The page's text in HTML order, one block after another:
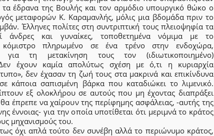
έδρανα της Βουλής και τον αρμόδιο υπουργικό θώκο ο
μεταφορών Κ. Καραμανλής, μόλις μια βδομάδα πριν το
Έλληνες πολίτες στη συντριπτική τους πλειοψηφία τα
άνδρες και γυναίκες, τοποθετημένα νόμιμα με το
κόμιστρο πληρωμένο σε ένα τρένο στην ενδοχώρα,
για τη μετακίνηση τους τον (ιδιωτικοποιημένο)
έχουν καμία απολύτως σχέση με ό,τι η κυριαρχία
δεν έχασαν τη ζωή τους στα μακρινά και επικίνδυνα
κάποια σαπισμένη βάρκα που καταδιώκει το λιμενικό.
εξ ολοκλήρου σε αυτούς που μη έχοντας διαπράξει
έπρεπε να χαίρουν της περίφημης ασφάλειας, -αυτής της
έννοιας- για την οποία υποτίθεται ότι μεριμνά το κράτος
μηχανισμούς του.
όχι απλά τούτο δεν συνέβη αλλά το περιώνυμο κράτος,